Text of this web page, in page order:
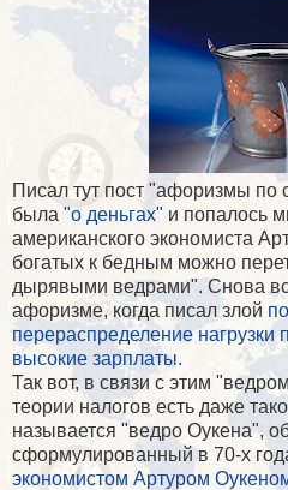
Писал тут пост "афоризмы по
была "о деньгах" и попалось
американского экономиста
богатых к бедным можно
дырявыми ведрами". Снова
афоризме, когда писал злой
перераспределение нагрузки
высокие зарплаты.
Так вот, в связи с этим
теории налогов есть даже
называется "ведро Оукена",
сформулированный в 70-х
экономистом Артуром